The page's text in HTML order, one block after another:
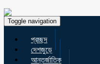
Toggle navigation
প্রচ্ছদ
দেশজুড়ে
আন্তর্জাতিক